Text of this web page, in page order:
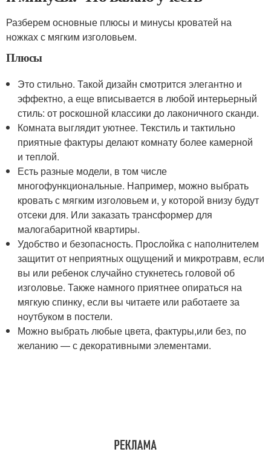
Разберем основные плюсы и минусы кроватей на
ножках с мягким изголовьем.
Плюсы
Это стильно. Такой дизайн смотрится элегантно и
эффектно, а еще вписывается в любой интерьерный
стиль: от роскошной классики до лаконичного сканди.
Комната выглядит уютнее. Текстиль и тактильно
приятные фактуры делают комнату более камерной
и теплой.
Есть разные модели, в том числе
многофункциональные. Например, можно выбрать
кровать с мягким изголовьем и, у которой внизу будут
отсеки для. Или заказать трансформер для
малогабаритной квартиры.
Удобство и безопасность. Прослойка с наполнителем
защитит от неприятных ощущений и микротравм, если
вы или ребенок случайно стукнетесь головой об
изголовье. Также намного приятнее опираться на
мягкую спинку, если вы читаете или работаете за
ноутбуком в постели.
Можно выбрать любые цвета, фактуры,или без, по
желанию — с декоративными элементами.